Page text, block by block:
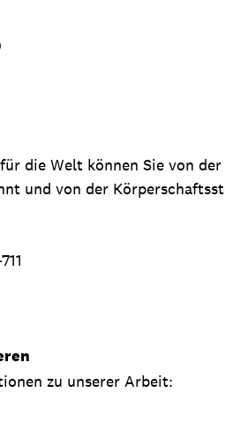
die Welt können Sie von
und von der
zu unserer Arbeit: